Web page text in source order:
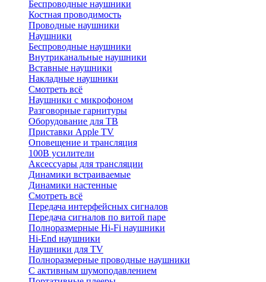
Беспроводные наушники
Костная проводимость
Проводные наушники
Наушники
Беспроводные наушники
Внутриканальные наушники
Вставные наушники
Накладные наушники
Смотреть всё
Наушники с микрофоном
Разговорные гарнитуры
Оборудование для ТВ
Приставки Apple TV
Оповещение и трансляция
100В усилители
Аксессуары для трансляции
Динамики встраиваемые
Динамики настенные
Смотреть всё
Передача интерфейсных сигналов
Передача сигналов по витой паре
Полноразмерные Hi-Fi наушники
Hi-End наушники
Наушники для TV
Полноразмерные проводные наушники
С активным шумоподавлением